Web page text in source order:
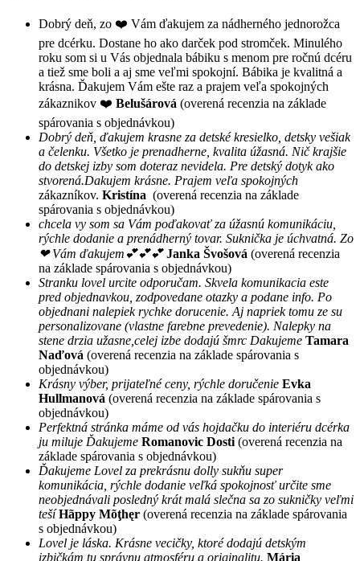
Dobrý deň, zo ❤️ Vám ďakujem za nádherného jednorožca
pre dcérku. Dostane ho ako darček pod stromček. Minulého
roku som si u Vás objednala bábiku s menom pre ročnú dcéru
a tiež sme boli a aj sme veľmi spokojní. Bábika je kvalitná a
krásna. Ďakujem Vám ešte raz a prajem veľa spokojných
zákaznikov ❤️ Belušárová (overená recenzia na základe
spárovania s objednávkou)
Dobrý deň, ďakujem krasne za detské kresielko, detsky vešiak
a čelenku. Všetko je prenadherne, kvalita úžasná. Nič krajšie
do detskej izby som doteraz nevidela. Pre detský dotyk ako
stvorená.Dakujem krásne. Prajem veľa spokojných
zákazníkov. Kristína (overená recenzia na základe
spárovania s objednávkou)
chcela vy som sa Vám poďakovať za úžasnú komunikáciu,
rýchle dodanie a prenádherný tovar. Suknička je úchvatná. Zo
❤ Vám ďakujem💕💕💕 Janka Švošová (overená recenzia
na základe spárovania s objednávkou)
Stranku lovel urcite odporučam. Skvela komunikacia este
pred objednavkou, zodpovedane otazky a podane info. Po
objednani nalepiek rychke dorucenie. Aj napriek tomu ze su
personalizovane (vlastne farebne prevedenie). Nalepky na
stene drzia užasne,celej izbe dodajú šmrc Dakujeme Tamara
Naďová (overená recenzia na základe spárovania s
objednávkou)
Krásny výber, prijateľné ceny, rýchle doručenie Evka
Hullmanová (overená recenzia na základe spárovania s
objednávkou)
Perfektná stránka máme od vás hojdačku do interiéru dcérka
ju miluje Ďakujeme Romanovic Dosti (overená recenzia na
základe spárovania s objednávkou)
Ďakujeme Lovel za prekrásnu dolly sukňu super
komunikácia, rýchle dodanie veľká spokojnosť určite sme
neobjednávali posledný krát malá slečna sa zo sukničky veľmi
tešíHãppy Mõţhęr (overená recenzia na základe spárovania
s objednávkou)
Lovel je láska. Krásne vecičky, ktoré dodajú detským
izbičkám tu správnu atmosféru a originalitu. Mária